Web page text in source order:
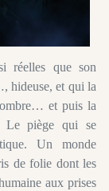
réelles que son
hideuse, et qui la
et puis la
Le piège qui se
Un monde
de folie dont les
aux prises